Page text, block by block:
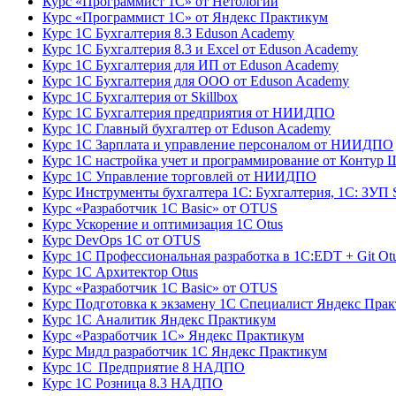
Курс «Программист 1С» от Яндекс Практикум
Курс 1С Бухгалтерия 8.3 Eduson Academy
Курс 1С Бухгалтерия 8.3 и Excel от Eduson Academy
Курс 1С Бухгалтерия для ИП от Eduson Academy
Курс 1С Бухгалтерия для ООО от Eduson Academy
Курс 1С Бухгалтерия от Skillbox
Курс 1С Бухгалтерия предприятия от НИИДПО
Курс 1С Главный бухгалтер от Eduson Academy
Курс 1С Зарплата и управление персоналом от НИИДПО
Курс 1С настройка учет и программирование от Контур
Курс 1С Управление торговлей от НИИДПО
Курс Инструменты бухгалтера 1С: Бухгалтерия, 1С: ЗУП
Курс «Разработчик 1С Basic» от OTUS
Курс Ускорение и оптимизация 1С Otus
Курс DevOps 1С от OTUS
Курс 1С Профессиональная разработка в 1С:EDT + Git
Курс 1С Архитектор Otus
Курс «Разработчик 1С Basic» от OTUS
Курс Подготовка к экзамену 1С Специалист Яндекс
Курс 1С Аналитик Яндекс Практикум
Курс «Разработчик 1С» Яндекс Практикум
Курс Мидл разработчик 1С Яндекс Практикум
Курс 1С Предприятие 8 НАДПО
Курс 1С Розница 8.3 НАДПО